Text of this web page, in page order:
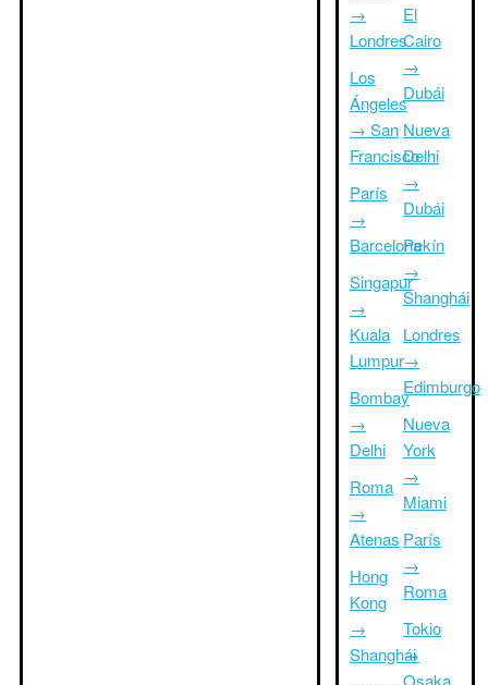
→
Londres
Los
Ángeles
→ San
Francisco
París
→
Barcelona
Singapur
→
Kuala
Lumpur
Bombay
→
Delhi
Roma
→
Atenas
Hong
Kong
→
Shanghái
El
Cairo
→
Dubái
Nueva
Delhi
→
Dubái
Pekín
→
Shanghái
Londres
→
Edimburgo
Nueva
York
→
Miami
París
→
Roma
Tokio
→
Osaka